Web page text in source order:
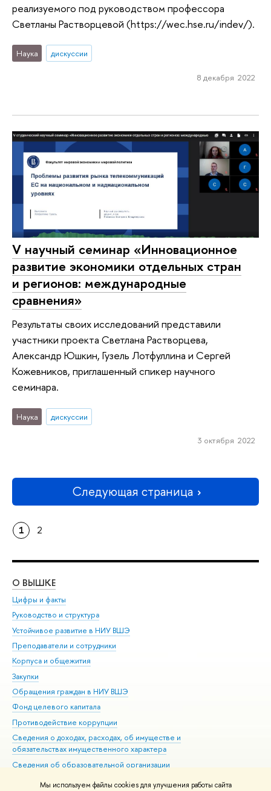
Мы используем файлы cookies для улучшения работы сайта
реализуемого под руководством профессора
Светланы Растворцевой (https://wec.hse.ru/indev/).
Наука дискуссии
8 декабря 2022
V научный семинар «Инновационное
развитие экономики отдельных стран
и регионов: международные
сравнения»
Результаты своих исследований представили
участники проекта Светлана Растворцева,
Александр Юшкин, Гузель Лотфуллина и Сергей
Кожевников, приглашенный спикер научного
семинара.
Наука дискуссии
3 октября 2022
Следующая страница
1 2
О ВЫШКЕ
Цифры и факты
Руководство и структура
Устойчивое развитие в НИУ ВШЭ
Преподаватели и сотрудники
Корпуса и общежития
Закупки
Обращения граждан в НИУ ВШЭ
Фонд целевого капитала
Противодействие коррупции
Сведения о доходах, расходах, об имуществе и
обязательствах имущественного характера
Сведения об образовательной организации
Людям с ограниченными возможностями здоровья